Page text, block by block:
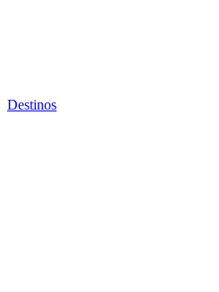
Destinos